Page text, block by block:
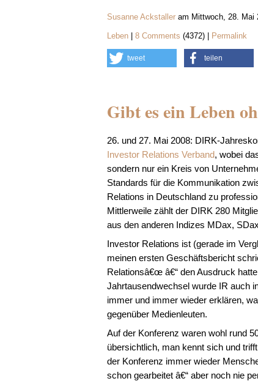
Susanne Ackstalleram Mittwoch, 28. Mai
Leben 8 Comments (4372) | Permalink
tweet teilen
Gibt es ein Leben
26. und 27. Mai 2008: DIRK-
Investor Relations Verband, wobei
sondern nur ein Kreis von
Standards für die Kommunikation
Relations in Deutschland zu
Mittlerweile zählt der DIRK 280
aus den anderen Indizes MDax,
Investor Relations ist (gerade im
meinen ersten Geschäftsbericht
Relationsâ€œ â€“ den Ausdruck
Jahrtausendwechsel wurde IR auch
immer und immer wieder erklären,
gegenüber Medienleuten.
Auf der Konferenz waren wohl rund
übersichtlich, man kennt sich und
der Konferenz immer wieder
schon gearbeitet â€“ aber noch nie